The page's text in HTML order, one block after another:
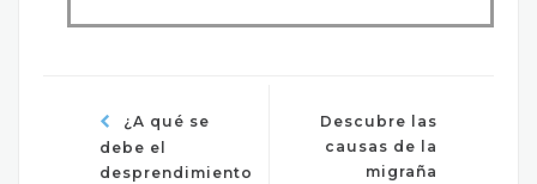
¿A qué se
debe el
desprendimiento
Descubre las
causas de la
migraña